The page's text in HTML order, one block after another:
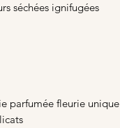
séchées ignifugées
parfumée fleurie unique